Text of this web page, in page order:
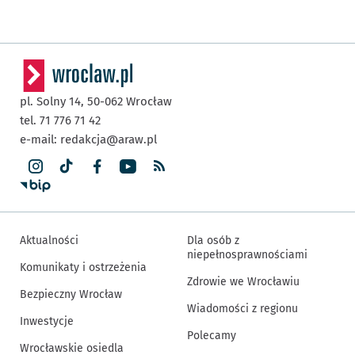
pl. Solny 14, 50-062 Wrocław
tel. 71 776 71 42
e-mail: redakcja@araw.pl
Aktualności
Komunikaty i ostrzeżenia
Bezpieczny Wrocław
Inwestycje
Wrocławskie osiedla
Dla osób z
niepełnosprawnościami
Zdrowie we Wrocławiu
Wiadomości z regionu
Polecamy